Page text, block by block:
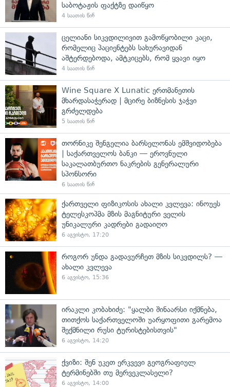
საბოტაჟის ფაქტზე დაიწყო
4 საათის წინ
ცელიანი სიკვდილივით გამოწყობილი კაცი,
რომელიც პაციენტებს სახურავიდან
აშტერდებოდა, ამტკიცებს, რომ ყვავი იყო
4 საათის წინ
Wine Square X Lunatic ერთმანეთის
მხარდასაჭერად | მცირე ბიზნესის ჯაჭვი
გრძელდება
5 საათის წინ
თორნიკე შენგელია ბარსელონას ემშვიდობება
| საქართველოს ბანკი — ეროვნული
საკალათბურთო ნაკრების გენერალური
სპონსორი
6 საათის წინ
ქართველი ფიზიკოსის ახალი კვლევა: ინოუეს
ტელესკოპმა მზის მაგნიტური ველის
უნიკალური კადრები გადაიღო
6 აგვისტო, 17:20
როგორ უნდა გადავურჩეთ მზის სიკვდილს? —
ახალი კვლევა
6 აგვისტო, 15:36
ირაკლი კობახიძე: "ყალბი შინაარსი იქმნება,
თითქოს საქართველოში უარყოფითი გარემოა
შექმნილი რუსი ტურისტებისთვის"
6 აგვისტო, 14:20
ქვიზი: შენ უკეთ ერკვევი გეოგრაფიულ
ტერმინებში თუ მერვეკლასელი?
6 აგვისტო, 14:00